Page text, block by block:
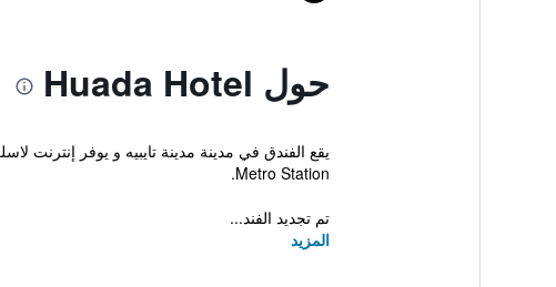
حول Huada Hotel
Metro Station.
تم تجديد الفند...
المزيد